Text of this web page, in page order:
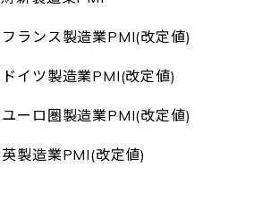
ンス製造業PMI(改定値)
ツ製造業PMI(改定値)
ロ圏製造業PMI(改定値)
造業PMI(改定値)